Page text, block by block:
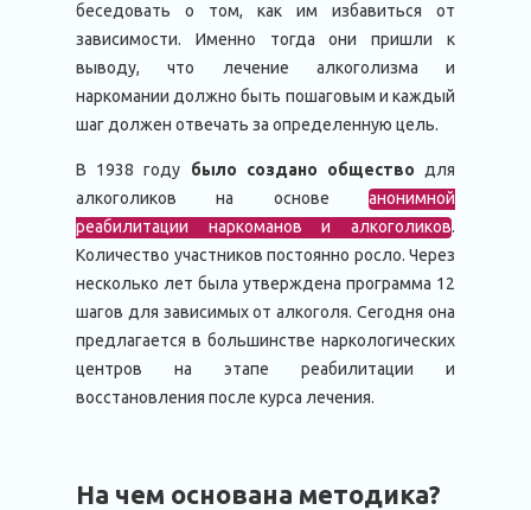
беседовать о том, как им избавиться от
зависимости. Именно тогда они пришли к
выводу, что лечение алкоголизма и
наркомании должно быть пошаговым и каждый
шаг должен отвечать за определенную цель.
В 1938 году было создано общество для
алкоголиков на основе анонимной
реабилитации наркоманов и алкоголиков.
Количество участников постоянно росло. Через
несколько лет была утверждена программа 12
шагов для зависимых от алкоголя. Сегодня она
предлагается в большинстве наркологических
центров на этапе реабилитации и
восстановления после курса лечения.
На чем основана методика?